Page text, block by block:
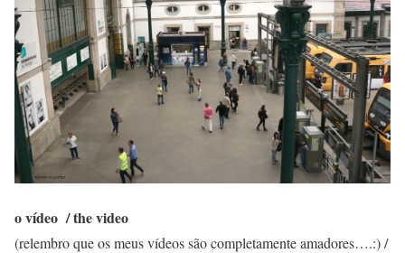
o vídeo / the video
(relembro que os meus vídeos são completamente amadores….:) /